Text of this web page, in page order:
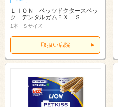
ＬＩＯＮ ベッツドクタースペッ
ク デンタルガムＥＸ Ｓ
1本 Ｓサイズ
取扱い病院